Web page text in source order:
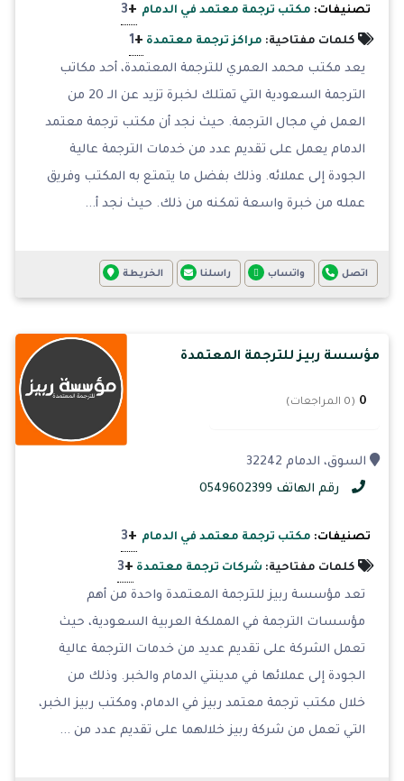
تصنيفات: مكتب ترجمة معتمد في الدمام +
3
كلمات مفتاحية: مراكز ترجمة معتمدة +
1
يعد مكتب محمد العمري للترجمة المعتمدة، أحد مكاتب
الترجمة السعودية التي تمتلك لخبرة تزيد عن الـ 20 من
العمل في مجال الترجمة. حيث نجد أن مكتب ترجمة معتمد
الدمام يعمل على تقديم عدد من خدمات الترجمة عالية
الجودة إلى عملائه. وذلك بفضل ما يتمتع به المكتب وفريق
عمله من خبرة واسعة تمكنه من ذلك. حيث نجد أ...
اتصل واتساب راسلنا الخريطة
مؤسسة ربيز للترجمة المعتمدة
0 (0 المراجعات)
السوق، الدمام 32242
رقم الهاتف 0549602399
تصنيفات: مكتب ترجمة معتمد في الدمام +
3
كلمات مفتاحية: شركات ترجمة معتمدة +
3
تعد مؤسسة ربيز للترجمة المعتمدة واحدة من أهم
مؤسسات الترجمة في المملكة العربية السعودية، حيث
تعمل الشركة على تقديم عديد من خدمات الترجمة عالية
الجودة إلى عملائها في مدينتي الدمام والخبر. وذلك من
خلال مكتب ترجمة معتمد ربيز في الدمام، ومكتب ربيز الخبر،
التي تعمل من شركة ربيز خلالهما على تقديم عدد من ...